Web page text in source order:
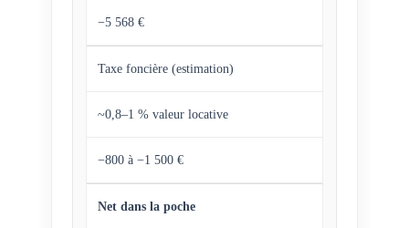
−5 568 €
Taxe foncière (estimation)
~0,8–1 % valeur locative
−800 à −1 500 €
Net dans la poche